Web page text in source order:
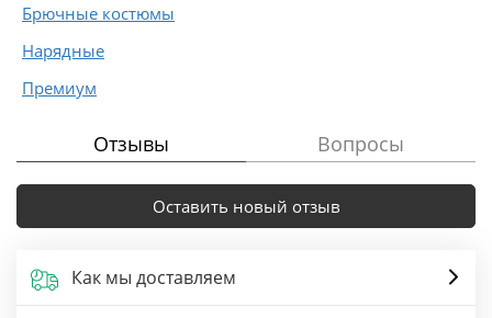
Брючные костюмы
Нарядные
Премиум
Отзывы Вопросы
Оставить новый отзыв
Как мы доставляем